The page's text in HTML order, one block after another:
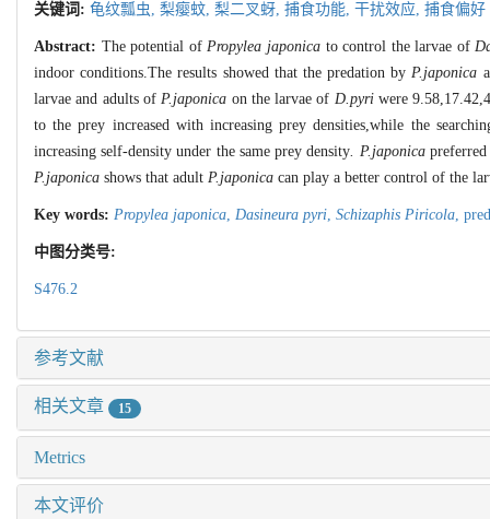
关键词: 龟纹瓢虫, 梨瘿蚊, 梨二叉蚜, 捕食功能, 干扰效应, 捕食偏好
Abstract: The potential ofPropylea japonicato control the larvae of
indoor conditions.The results showed that the predation byP.japonica
larvae and adults ofP.japonica on the larvae of D.pyriwere
to the prey increased with increasing prey densities,while the
increasing self-density under the same prey density. P.japonica
P.japonica shows that adult P.japonica can play a better control of the
Key words: Propylea japonica, Dasineura pyri, Schizaphis Piricola,
中图分类号:
S476.2
参考文献
相关文章 15
Metrics
本文评价